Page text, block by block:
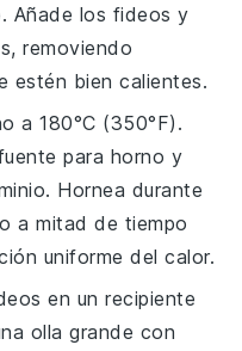
Añade los fideos y
removiendo
estén bien calientes.
a 180°C (350°F).
para horno y
Hornea durante
a mitad de tiempo
uniforme del calor.
en un recipiente
olla grande con